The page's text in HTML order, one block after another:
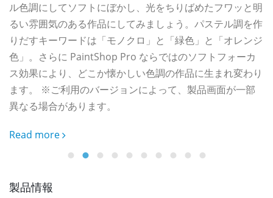
ル色調にしてソフトにぼかし、光をちりばめたフワッと明
るい雰囲気のある作品にしてみましょう。パステル調を作
りだすキーワードは「モノクロ」と「緑色」と「オレンジ
色」。さらに PaintShop Pro ならではのソフトフォーカ
ス効果により、どこか懐かしい色調の作品に生まれ変わり
ます。 ※ご利用のバージョンによって、製品画面が一部
異なる場合があります。
Read more
製品情報